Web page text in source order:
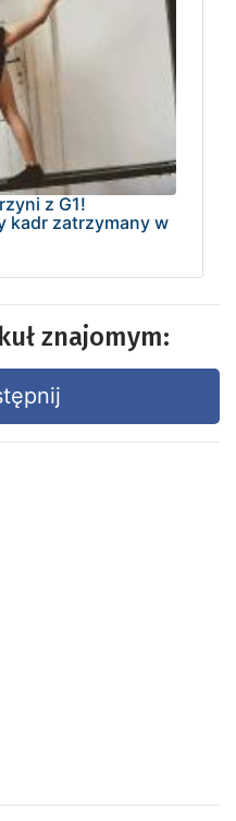
z G1!
kadr zatrzymany w
znajomym: